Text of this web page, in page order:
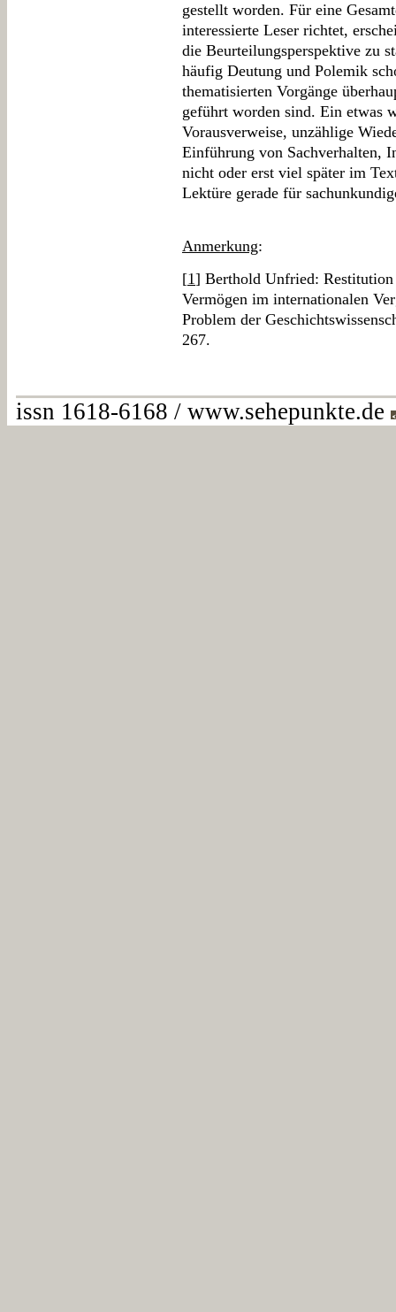
gestellt worden. Für eine
interessierte Leser richtet,
die Beurteilungsperspektive zu
häufig Deutung und Polemik
thematisierten Vorgänge
geführt worden sind. Ein etwas
Vorausverweise, unzählige
Einführung von Sachverhalten,
nicht oder erst viel später im
Lektüre gerade für
Anmerkung:
[1] Berthold Unfried: Restitution
Vermögen im internationalen
Problem der
267.
issn 1618-6168 / www.sehepunkte.de